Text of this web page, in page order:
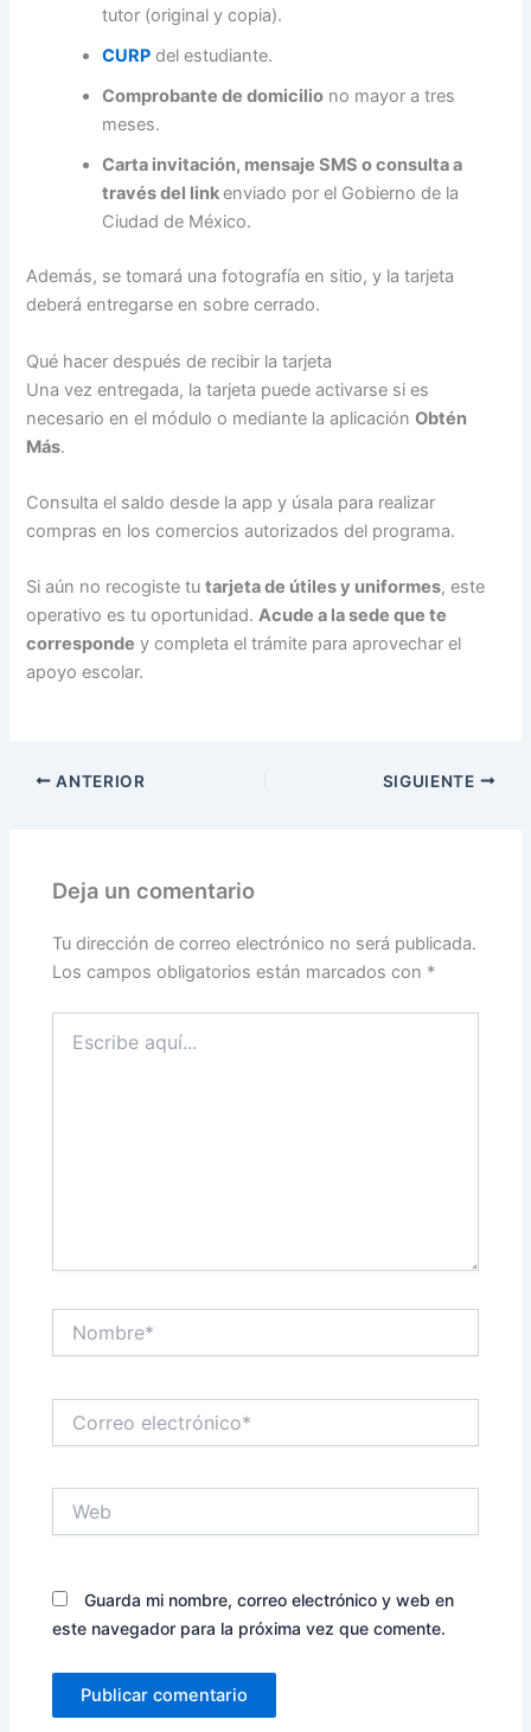
tutor (original y copia).
CURP del estudiante.
Comprobante de domicilio no mayor a tres
meses.
Carta invitación, mensaje SMS o consulta a
través del linkenviado por el Gobierno de la
Ciudad de México.
Además, se tomará una fotografía en sitio, y la tarjeta
deberá entregarse en sobre cerrado.
Qué hacer después de recibir la tarjeta
Una vez entregada, la tarjeta puede activarse si es
necesario en el módulo o mediante la aplicaciónObtén
Más.
Consulta el saldo desde la app y úsala para realizar
compras en los comercios autorizados del programa.
Si aún no recogiste tutarjeta de útiles y uniformes, este
operativo es tu oportunidad.Acude a la sede que te
corresponde y completa el trámite para aprovechar el
apoyo escolar.
ANTERIOR SIGUIENTE
Deja un comentario
Tu dirección de correo electrónico no será publicada.
Los campos obligatorios están marcados con *
aquí...
electrónico*
Guarda mi nombre, correo electrónico y web en
este navegador para la próxima vez que comente.